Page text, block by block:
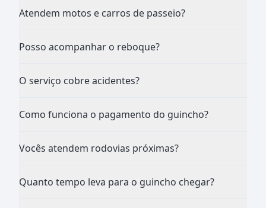
Atendem motos e carros de passeio?
Posso acompanhar o reboque?
O serviço cobre acidentes?
Como funciona o pagamento do guincho?
Vocês atendem rodovias próximas?
Quanto tempo leva para o guincho chegar?